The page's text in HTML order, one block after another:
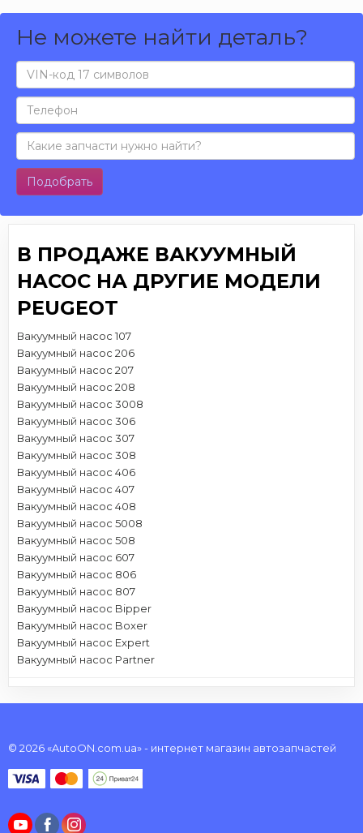
Не можете найти деталь?
Подобрать
В ПРОДАЖЕ ВАКУУМНЫЙ
НАСОС НА ДРУГИЕ МОДЕЛИ
PEUGEOT
Вакуумный насос 107
Вакуумный насос 206
Вакуумный насос 207
Вакуумный насос 208
Вакуумный насос 3008
Вакуумный насос 306
Вакуумный насос 307
Вакуумный насос 308
Вакуумный насос 406
Вакуумный насос 407
Вакуумный насос 408
Вакуумный насос 5008
Вакуумный насос 508
Вакуумный насос 607
Вакуумный насос 806
Вакуумный насос 807
Вакуумный насос Bipper
Вакуумный насос Boxer
Вакуумный насос Expert
Вакуумный насос Partner
© 2026 «AutoON.com.ua» - интернет магазин автозапчастей